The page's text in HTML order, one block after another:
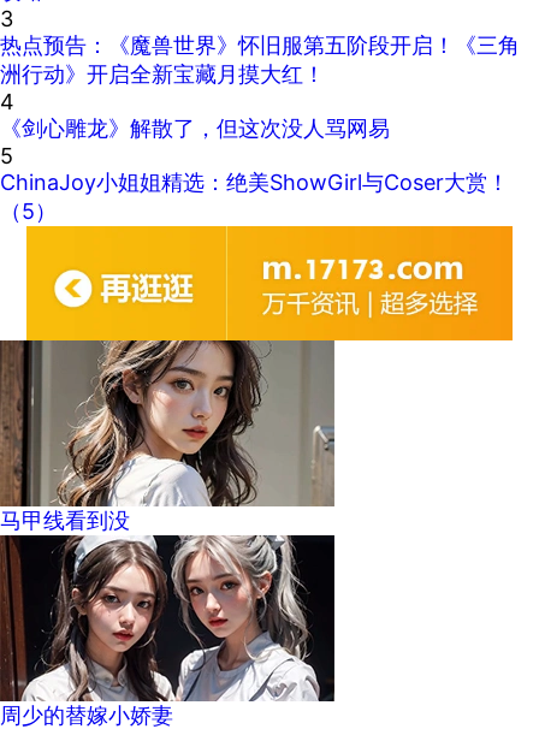
3
热点预告：《魔兽世界》怀旧服第五阶段开启！《三角
洲行动》开启全新宝藏月摸大红！
4
《剑心雕龙》解散了，但这次没人骂网易
5
ChinaJoy小姐姐精选：绝美ShowGirl与Coser大赏！
（5）
马甲线看到没
周少的替嫁小娇妻